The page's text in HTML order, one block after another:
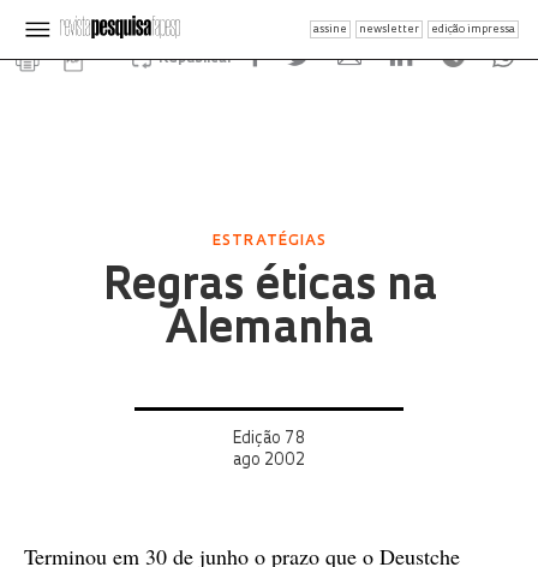
assine newsletter edição impressa
Republicar
ESTRATÉGIAS
Regras éticas na
Alemanha
Edição 78
ago 2002
Terminou em 30 de junho o prazo que o Deustche